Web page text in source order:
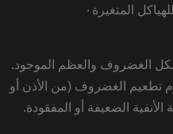
المتغيرة٠
الغضروف والعظم الموجود.
تطعيم الغضروف (من الأذن أو
الأنفية الضعيفة أو المفقودة.